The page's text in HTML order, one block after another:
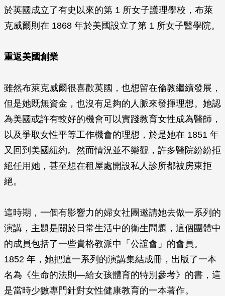
於英國成立了有史以來的第 1 所女子護理學校，布萊
克威爾則在 1868 年於美國設立了第 1 所女子醫學院。
重返美國創業
雖然布萊克威爾很喜歡英國，也想留在倫敦繼續發展，
但是她既無資金，也沒有足夠的人脈來發揮理想。她認
為美國或許有較好的機會可以實踐教育女性成為醫師，
以及爭取女性平等工作機會的理想，於是她在 1851 年
又回到美國紐約。然而情況並不樂觀，許多醫院紛紛拒
絕任用她，甚至想在租屋處開設私人診所都被房東拒
絕。
這時期，一個有影響力的婦女社團邀請她去做一系列的
演講，主題是關於日常生活中的衛生問題，這個團體中
的成員包括了一些貴格教派中「公誼會」的會員。
1852 年，她把這一系列的演講集結成冊，出版了一本
名為《生命的法則—給女孩體育的特別參考》的書，這
是當時少數專門針對女性健康教育的一本著作。